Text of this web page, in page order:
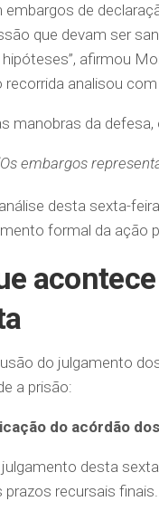
embargos de
que devam ser
afirmou
recorrida analisou
manobras da
embargos
desta sexta-
formal da ação
do julgamento
a prisão:
do acórdão
desta
prazos recursais finais.